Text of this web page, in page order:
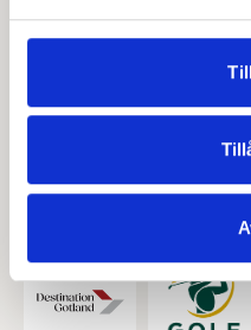
för sociala medier och
vidarebefordrar även
annons- och
Dessa kan i sin tur
information som du har